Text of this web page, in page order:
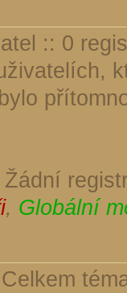
:: 0
, Globální
Celkem